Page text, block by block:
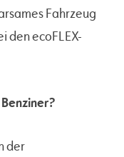
Fahrzeug
den ecoFLEX-
der